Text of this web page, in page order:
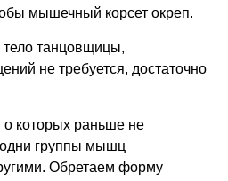
мышечный корсет окреп.
тело танцовщицы,
не требуется, достаточно
которых раньше не
группы мышц
Обретаем форму